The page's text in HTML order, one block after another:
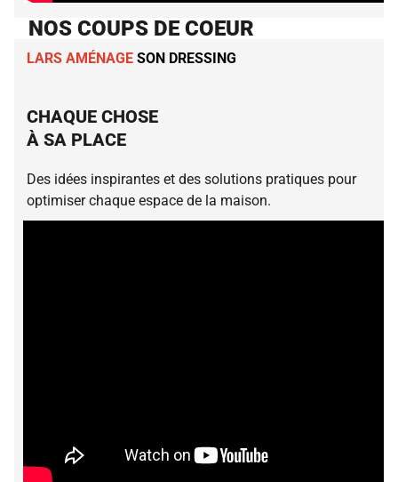
NOS COUPS DE COEUR
LARS AMÉNAGE SON DRESSING
CHAQUE CHOSE
À SA PLACE
Des idées inspirantes et des solutions pratiques pour
optimiser chaque espace de la maison.